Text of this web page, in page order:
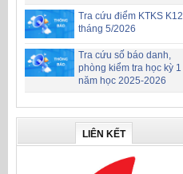
Tra cứu điểm KTKS K12
tháng 5/2026
Tra cứu số báo danh,
phòng kiểm tra học kỳ 1
năm học 2025-2026
LIÊN KẾT